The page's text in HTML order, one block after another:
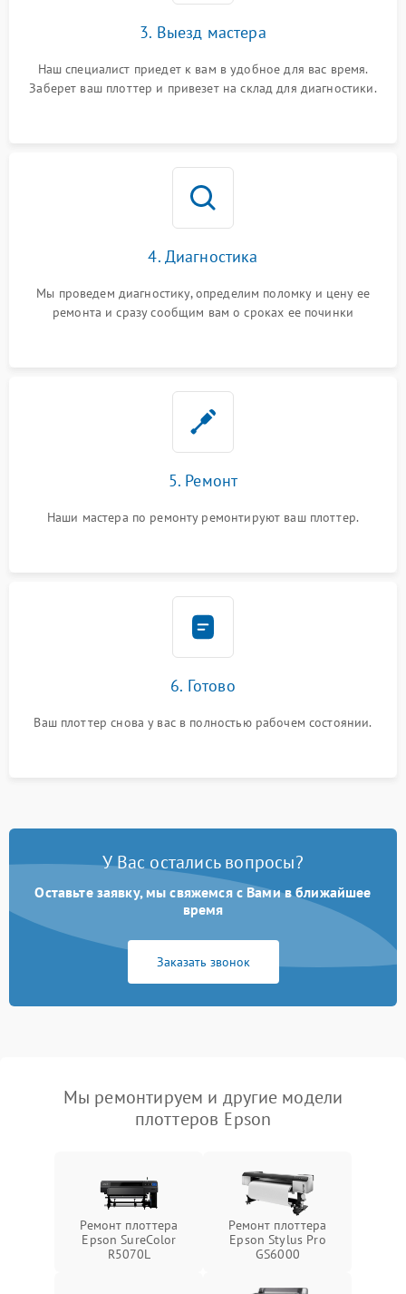
3. Выезд мастера
Наш специалист приедет к вам в удобное для вас время.
Заберет ваш плоттер и привезет на склад для диагностики.
4. Диагностика
Мы проведем диагностику, определим поломку и цену ее
ремонта и сразу сообщим вам о сроках ее починки
5. Ремонт
Наши мастера по ремонту ремонтируют ваш плоттер.
6. Готово
Ваш плоттер снова у вас в полностью рабочем состоянии.
У Вас остались вопросы?
Оставьте заявку, мы свяжемся с Вами в ближайшее
время
Заказать звонок
Мы ремонтируем и другие модели
плоттеров Epson
Ремонт плоттера
Epson SureColor
R5070L
Ремонт плоттера
Epson Stylus Pro
GS6000